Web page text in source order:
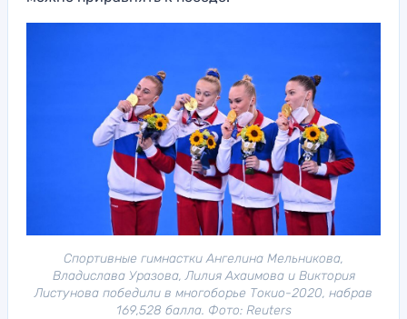
Спортивные гимнастки Ангелина Мельникова,
Владислава Уразова, Лилия Ахаимова и Виктория
Листунова победили в многоборье Токио-2020, набрав
169,528 балла. Фото: Reuters